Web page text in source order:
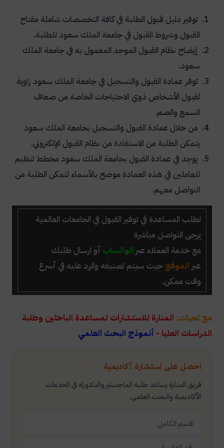
احصل على استشارة أكاديمية
فريق المنارة يساعد طلبة الماجستير والدكتوراه في الخدمات
الأكاديمية والبحث العلمي.
توفير دليل قبول الطلبة في كافة التخصصات شاملة مفتاح
القبول وشروط القبول في جامعة الملك سعود للطلبة.
إيضاح نظام القبول الموحد المعمول به في جامعة الملك
سعود.
توفر عمادة القبول والتسجيل في جامعة الملك سعود زاوية
لقبول الأشخاص ذوي الاحتياجات الخاصة من ضعاف
السمع والصم.
من خلال عمادة القبول والتسجيل بجامعة الملك سعود
يتمكن الطلبة من الاستفادة من نظام القبول الإلكتروني.
يوجد في عمادة القبول بجامعة الملك سعود مخطط تنظيم
للعاملين في هذه العمادة موضح بالأسماء لتمكن الطلبة من
التواصل معهم.
لطلب المساعدة في توفير القبول في الجامعات العالمية
يرجى التواصل مباشرة
مع خدمة العملاء عبر الواتساب أو ارسال طلبك
عبر الموقع حيث سيتم تصنيفه والرد عليه في أسرع
وقت ممكن.
مع تحيات: المنارة للاستشارات لمساعدة الباحثين وطلبة
الدراسات العليا - أنموذج البحث العلمي